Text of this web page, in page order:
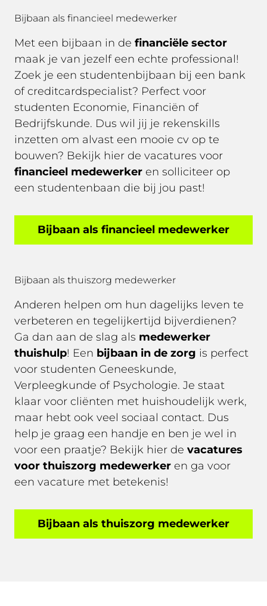
Bijbaan als financieel medewerker
Met een bijbaan in de financiële sector
maak je van jezelf een echte professional!
Zoek je een studentenbijbaan bij een bank
of creditcardspecialist? Perfect voor
studenten Economie, Financiën of
Bedrijfskunde. Dus wil jij je rekenskills
inzetten om alvast een mooie cv op te
bouwen? Bekijk hier de vacatures voor
financieel medewerker en solliciteer op
een studentenbaan die bij jou past!
Bijbaan als financieel medewerker
Bijbaan als thuiszorg medewerker
Anderen helpen om hun dagelijks leven te
verbeteren en tegelijkertijd bijverdienen?
Ga dan aan de slag als medewerker
thuishulp! Een bijbaan in de zorg is perfect
voor studenten Geneeskunde,
Verpleegkunde of Psychologie. Je staat
klaar voor cliënten met huishoudelijk werk,
maar hebt ook veel sociaal contact. Dus
help je graag een handje en ben je wel in
voor een praatje? Bekijk hier de vacatures
voor thuiszorg medewerker en ga voor
een vacature met betekenis!
Bijbaan als thuiszorg medewerker